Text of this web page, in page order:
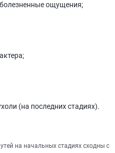
ощущения;
(на последних стадиях).
на начальных стадиях сходны с